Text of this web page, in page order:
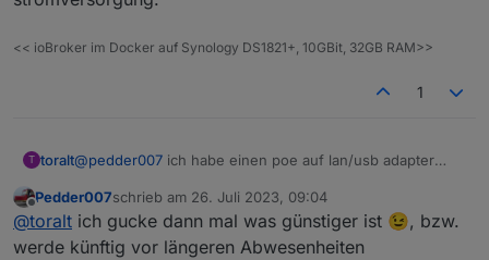
Grundsätzlich lief mein Zigbee Adapter auch noch,
nur aber ohne Connect zum GW.
wurde über die Zeit gefühlt langsamer, hatte aber
keinen Totalausfall. Vor dem Hintergrund habe ich
<< ioBroker im Docker auf Synology DS1821+, 10GBit, 32GB RAM>>
1
T toralt@pedder007 ich habe einen poe auf lan/usb adapter
schalten und rebooten. Der lan coordinator an sich kann
das glaub ich nicht direkt. Der braucht ne usb
stromversorgung.
Offline
Pedder007schrieb am 26. Juli 2023, 09:04
zuletzt editiert von
@toralt ich gucke dann mal was günstiger ist 😉, bzw.
werde künftig vor längeren Abwesenheiten